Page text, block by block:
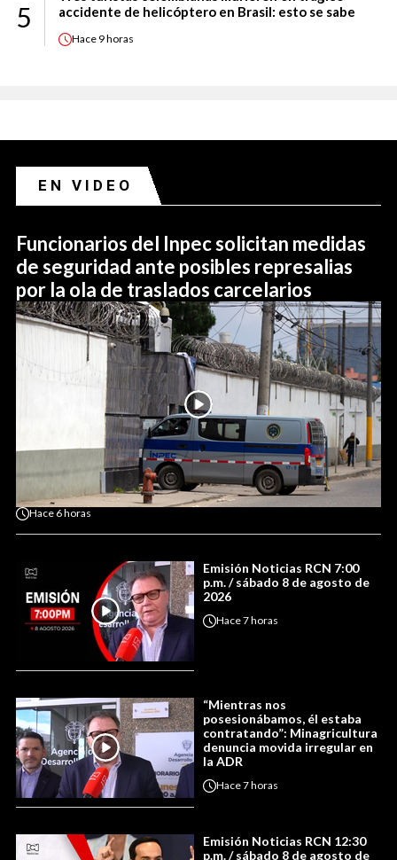
5
accidente de helicóptero en Brasil: esto se sabe
Hace 9 horas
EN VIDEO
Funcionarios del Inpec solicitan medidas
de seguridad ante posibles represalias
por la ola de traslados carcelarios
Hace 6 horas
Emisión Noticias RCN 7:00
p.m. / sábado 8 de agosto de
2026
Hace7 horas
“Mientras nos
posesionábamos, él estaba
contratando”: Minagricultura
denuncia movida irregular en
la ADR
Hace7 horas
Emisión Noticias RCN 12:30
p.m. / sábado 8 de agosto de